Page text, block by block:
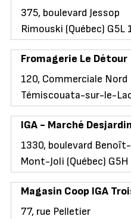
375, boulevard Jessop
Rimouski (Québec) G5L
Fromagerie Le Détour
120, Commerciale Nord
Témiscouata-sur-le-
IGA - Marché
1330, boulevard
Mont-Joli (Québec) G5H
Magasin Coop IGA
77, rue Pelletier